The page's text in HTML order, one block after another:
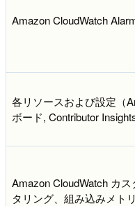
Amazon CloudWatch
各リソースおよび設定（
ボード, Contributor
Amazon CloudWatch カ
タリング、組み込みメト